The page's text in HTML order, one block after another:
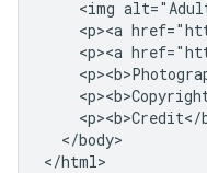
<img
<p><a
<p><a
  </body>
</html>